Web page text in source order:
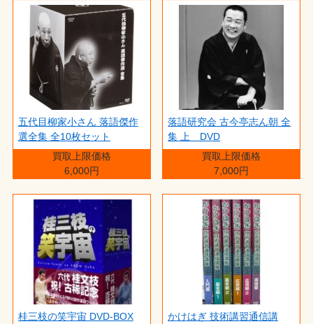
五代目柳家小さん 落語傑作
選全集 全10枚セット
買取上限価格
6,000円
落語研究会 古今亭志ん朝 全
集 上 DVD
買取上限価格
7,000円
桂三枝の笑宇宙 DVD-BOX
かけはぎ 技術講習通信講